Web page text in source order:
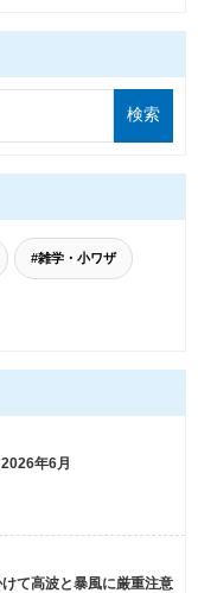
#雑学・小ワザ
年6月
て高波と暴風に厳重注意